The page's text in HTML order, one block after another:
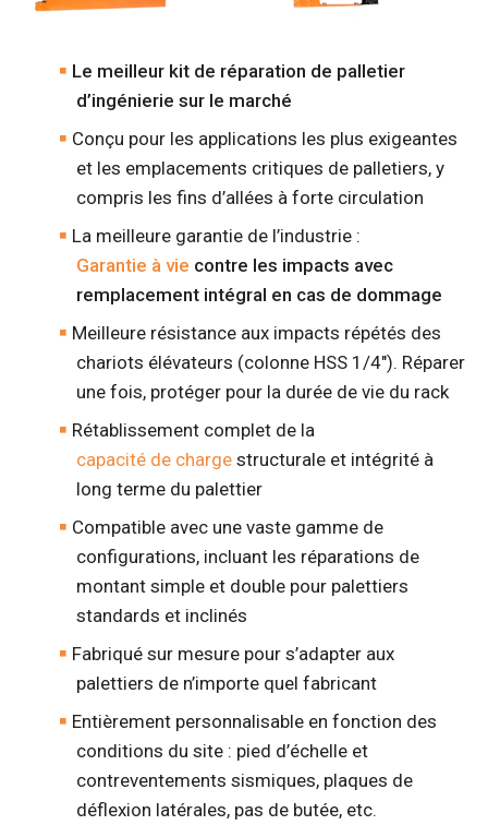
Le meilleur kit de réparation de palletier
d’ingénierie sur le marché
Conçu pour les applications les plus exigeantes
et les emplacements critiques de palletiers, y
compris les fins d’allées à forte circulation
La meilleure garantie de l’industrie :
Garantie à vie contre les impacts avec
remplacement intégral en cas de dommage
Meilleure résistance aux impacts répétés des
chariots élévateurs (colonne HSS 1/4"). Réparer
une fois, protéger pour la durée de vie du rack
Rétablissement complet de la
capacité de charge structurale et intégrité à
long terme du palettier
Compatible avec une vaste gamme de
configurations, incluant les réparations de
montant simple et double pour palettiers
standards et inclinés
Fabriqué sur mesure pour s’adapter aux
palettiers de n’importe quel fabricant
Entièrement personnalisable en fonction des
conditions du site : pied d’échelle et
contreventements sismiques, plaques de
déflexion latérales, pas de butée, etc.